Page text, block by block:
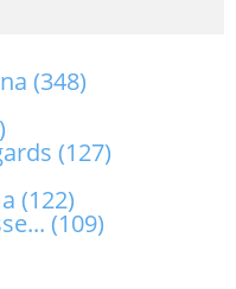
(348)
(127)
(122)
(109)